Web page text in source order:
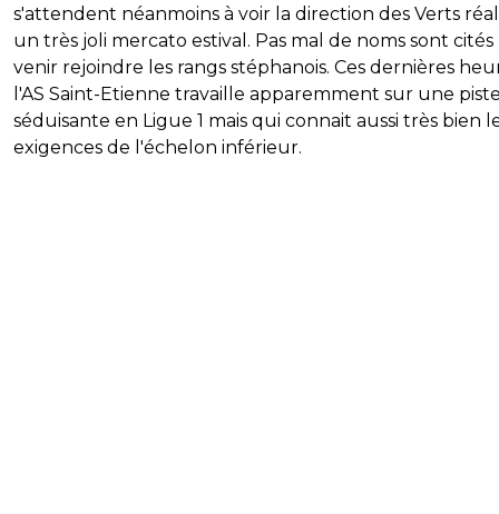
s'attendent néanmoins à voir la direction des Verts
un très joli mercato estival. Pas mal de noms sont
venir rejoindre les rangs stéphanois. Ces dernières
l'AS Saint-Etienne travaille apparemment sur une
séduisante en Ligue 1 mais qui connait aussi très bien
exigences de l'échelon inférieur.